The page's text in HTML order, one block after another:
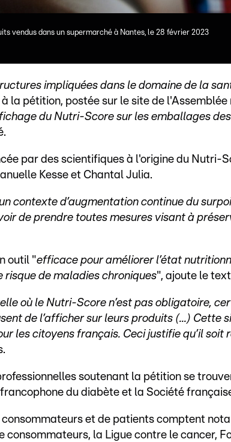
vendus dans un supermarché à Nantes, le 28 février 2023
impliquées dans le domaine de la
la pétition, postée sur le site de
du Nutri-Score sur les emballages
par des scientifiques à l'origine du Nutri-
Kesse et Chantal Julia.
contexte d’augmentation continue du
de prendre toutes mesures visant à
outil "efficace pour améliorer l’état
de maladies chroniques", ajoute le
où le Nutri-Score n’est pas obligatoire,
de l’afficher sur leurs produits (...) Cette
les citoyens français. Ceci justifie qu’il soit
soutenant la pétition se
du diabète et la Société
consommateurs et de patients comptent
consommateurs, la Ligue contre le cancer,